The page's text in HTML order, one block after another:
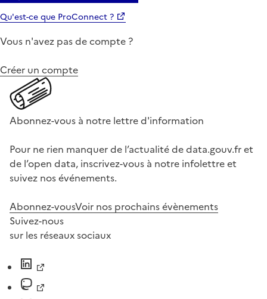
Qu'est-ce que ProConnect ?
Vous n'avez pas de compte ?
Créer un compte
Abonnez-vous à notre lettre d'information
Pour ne rien manquer de l’actualité de data.gouv.fr et
de l’open data, inscrivez-vous à notre infolettre et
suivez nos événements.
Abonnez-vousVoir nos prochains évènements
Suivez-nous
sur les réseaux sociaux